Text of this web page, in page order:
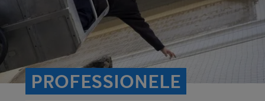
PROFESSIONELE